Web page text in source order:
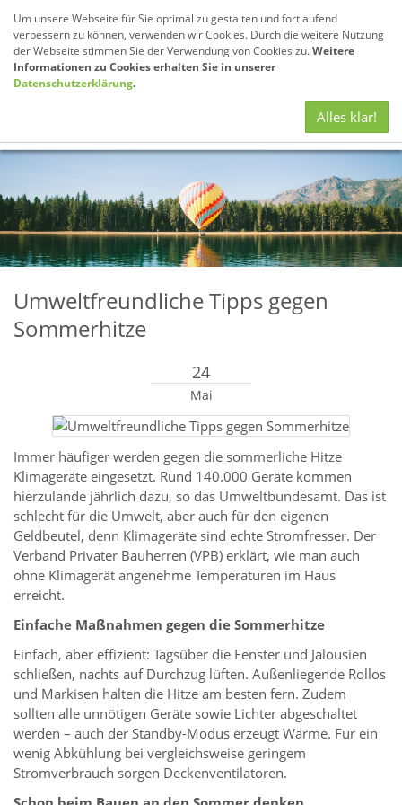
Umweltfreundliche Tipps gegen
Sommerhitze
24
Mai
Immer häufiger werden gegen die sommerliche Hitze
Klimageräte eingesetzt. Rund 140.000 Geräte kommen
hierzulande jährlich dazu, so das Umweltbundesamt. Das ist
schlecht für die Umwelt, aber auch für den eigenen
Geldbeutel, denn Klimageräte sind echte Stromfresser. Der
Verband Privater Bauherren (VPB) erklärt, wie man auch
ohne Klimagerät angenehme Temperaturen im Haus
erreicht.
Einfache Maßnahmen gegen die Sommerhitze
Einfach, aber effizient: Tagsüber die Fenster und Jalousien
schließen, nachts auf Durchzug lüften. Außenliegende Rollos
und Markisen halten die Hitze am besten fern. Zudem
sollten alle unnötigen Geräte sowie Lichter abgeschaltet
werden – auch der Standby-Modus erzeugt Wärme. Für ein
wenig Abkühlung bei vergleichsweise geringem
Stromverbrauch sorgen Deckenventilatoren.
Um unsere Webseite für Sie optimal zu gestalten und fortlaufend
verbessern zu können, verwenden wir Cookies. Durch die weitere Nutzung
der Webseite stimmen Sie der Verwendung von Cookies zu.Weitere
Informationen zu Cookies erhalten Sie in unserer
Datenschutzerklärung.
Alles klar!